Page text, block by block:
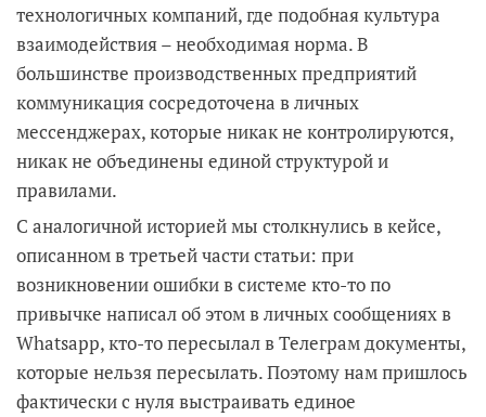
технологичных компаний, где подобная культура
взаимодействия – необходимая норма. В
большинстве производственных предприятий
коммуникация сосредоточена в личных
мессенджерах, которые никак не контролируются,
никак не объединены единой структурой и
правилами.
С аналогичной историей мы столкнулись в кейсе,
описанном в третьей части статьи: при
возникновении ошибки в системе кто-то по
привычке написал об этом в личных сообщениях в
Whatsapp, кто-то пересылал в Телеграм документы,
которые нельзя пересылать. Поэтому нам пришлось
фактически с нуля выстраивать единое